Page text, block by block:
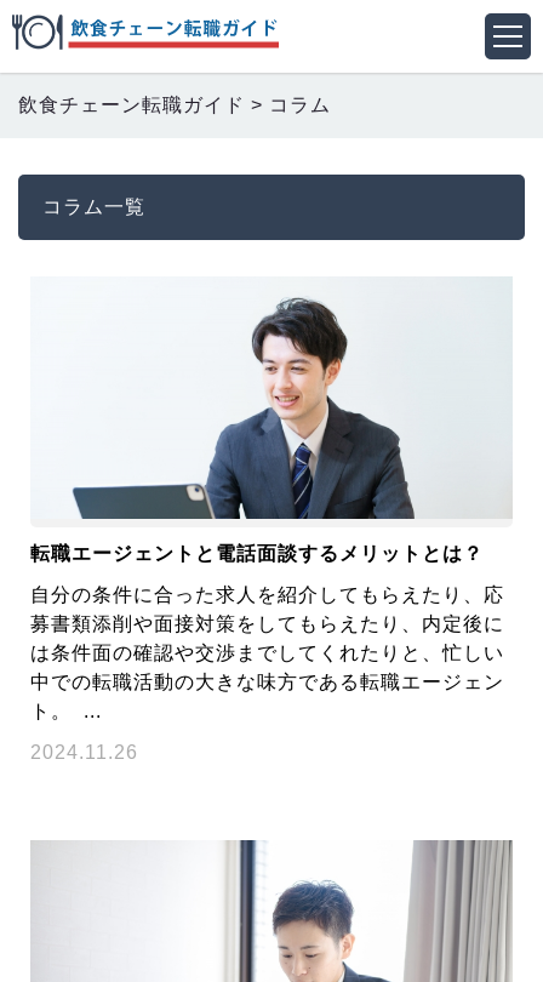
飲食チェーン転職ガイド > コラム
コラム一覧
転職エージェントと電話面談するメリットとは？
自分の条件に合った求人を紹介してもらえたり、応
募書類添削や面接対策をしてもらえたり、内定後に
は条件面の確認や交渉までしてくれたりと、忙しい
中での転職活動の大きな味方である転職エージェン
ト。 ...
2024.11.26